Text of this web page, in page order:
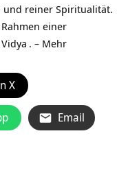
und reiner Spiritualität.
einer
. – Mehr
X
Email